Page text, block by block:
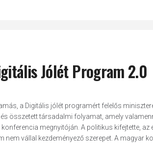
Jólét Program 2.0
a Digitális jólét programért felelős
összetett társadalmi folyamat, amely
megnyitóján. A politikus kifejtette, az
nem vállal kezdeményező szerepet. A magyar